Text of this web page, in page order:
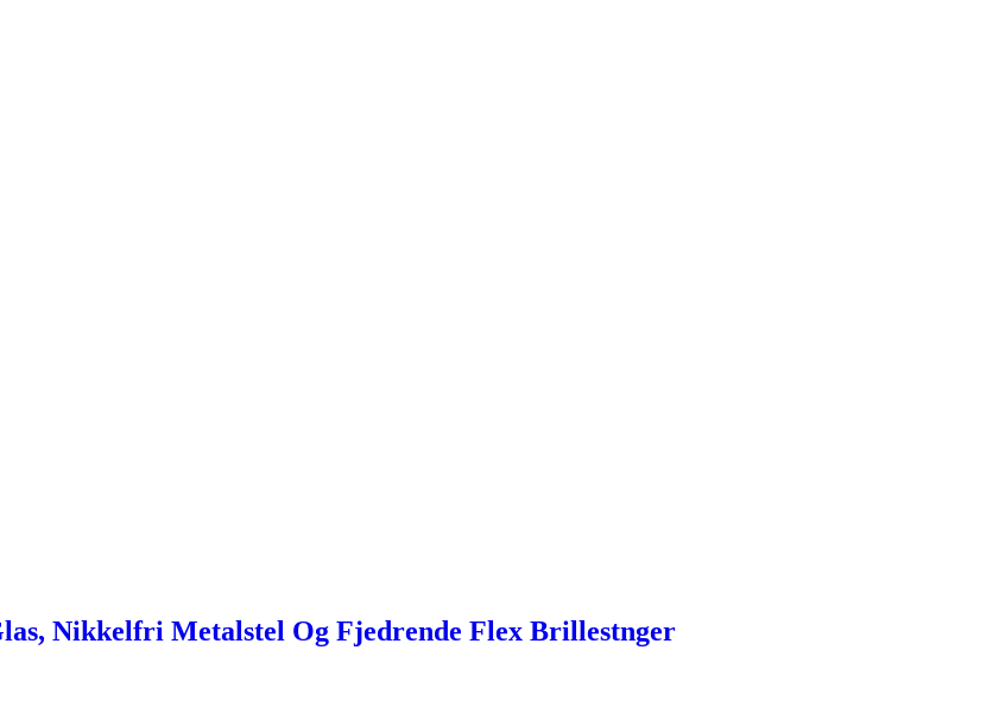
Nikkelfri Metalstel Og Fjedrende Flex Brillestnger